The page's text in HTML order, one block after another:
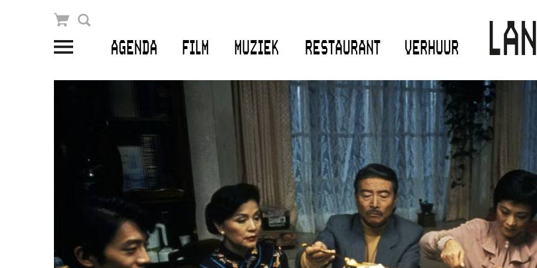
AGENDA FILM MUZIEK RESTAURANT VERHUUR
Winkelmandje
PLAN JE BEZOEK
Bereikbaarheid
Kaartverkoop
Schoolvoorstellingen
Filmprogramma’s Primair Onderwijs